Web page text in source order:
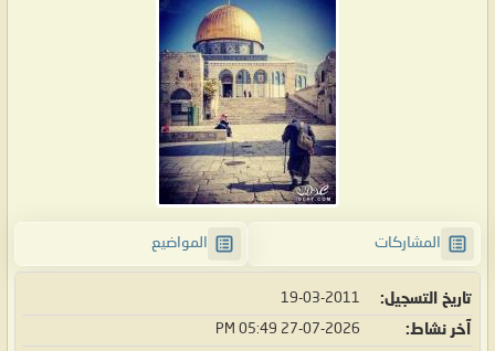
المشاركات المواضيع
تاريخ التسجيل 19-03-2011
آخر نشاط 27-07-2026
05:49 PM